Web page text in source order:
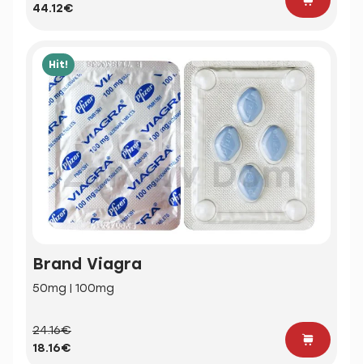
44.12€
Hit!
Brand Viagra
50mg | 100mg
24.16€
18.16€